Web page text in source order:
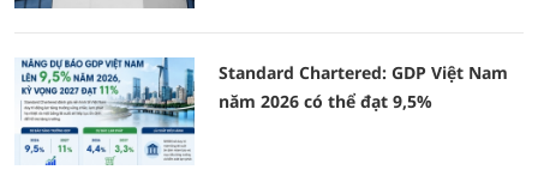
Standard Chartered: GDP Việt Nam
năm 2026 có thể đạt 9,5%